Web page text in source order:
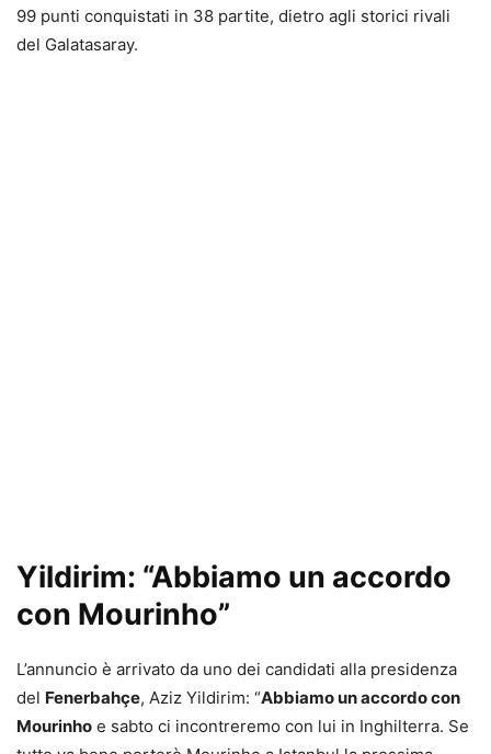
99 punti conquistati in 38 partite, dietro agli storici rivali
del Galatasaray.
Yildirim: “Abbiamo un accordo
con Mourinho”
L’annuncio è arrivato da uno dei candidati alla presidenza
del Fenerbahçe, Aziz Yildirim: “Abbiamo un accordo con
Mourinho e sabto ci incontreremo con lui in Inghilterra. Se